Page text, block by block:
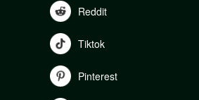
Reddit
Tiktok
Pinterest